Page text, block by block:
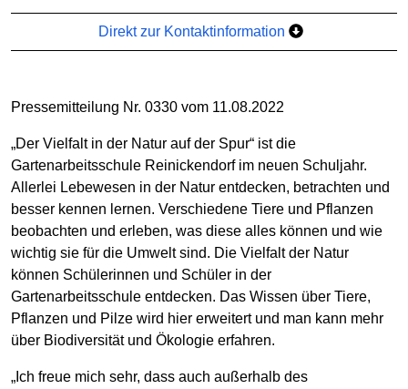
Direkt zur Kontaktinformation
Pressemitteilung Nr. 0330 vom 11.08.2022
„Der Vielfalt in der Natur auf der Spur“ ist die
Gartenarbeitsschule Reinickendorf im neuen Schuljahr.
Allerlei Lebewesen in der Natur entdecken, betrachten und
besser kennen lernen. Verschiedene Tiere und Pflanzen
beobachten und erleben, was diese alles können und wie
wichtig sie für die Umwelt sind. Die Vielfalt der Natur
können Schülerinnen und Schüler in der
Gartenarbeitsschule entdecken. Das Wissen über Tiere,
Pflanzen und Pilze wird hier erweitert und man kann mehr
über Biodiversität und Ökologie erfahren.
„Ich freue mich sehr, dass auch außerhalb des